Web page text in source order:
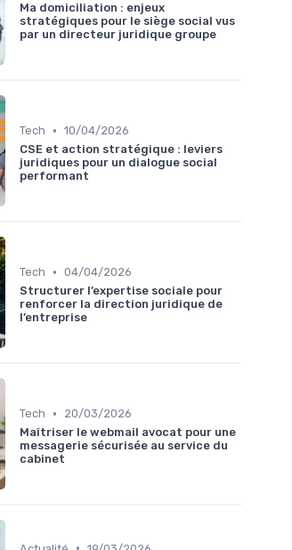
Ma domiciliation : enjeux
stratégiques pour le siège social vus
par un directeur juridique groupe
Tech • 10/04/2026
CSE et action stratégique : leviers
juridiques pour un dialogue social
performant
Tech • 04/04/2026
Structurer l’expertise sociale pour
renforcer la direction juridique de
l’entreprise
Tech •
20/03/2026
Maîtriser le webmail avocat pour une
messagerie sécurisée au service du
cabinet